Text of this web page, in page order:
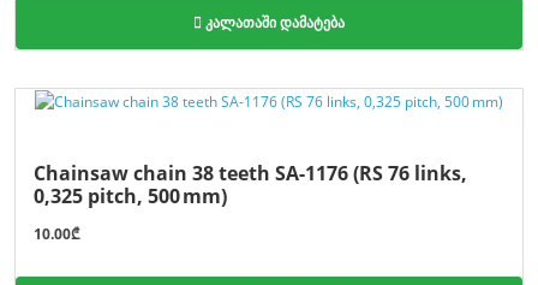
კალათაში დამატება
Chainsaw chain 38 teeth SA-1176 (RS 76 links,
0,325 pitch, 500 mm)
10.00₾